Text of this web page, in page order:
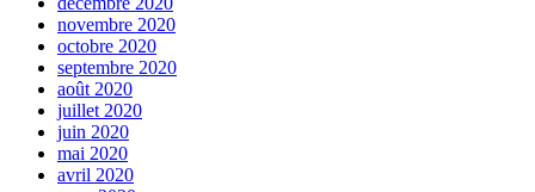
novembre 2020
octobre 2020
septembre 2020
août 2020
juillet 2020
juin 2020
mai 2020
avril 2020